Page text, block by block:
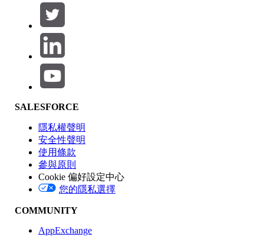
選取篩選
產品區域
功能影響
版本
SALESFORCE
隱私權聲明
安全性聲明
使用條款
參與原則
Cookie 偏好設定中心
您的隱私選擇
COMMUNITY
AppExchange